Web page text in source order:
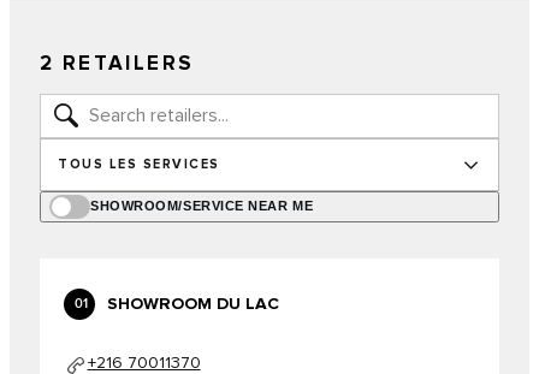
2 RETAILERS
TOUS LES SERVICES
SHOWROOM/SERVICE NEAR ME
01 SHOWROOM DU LAC
+216 70011370